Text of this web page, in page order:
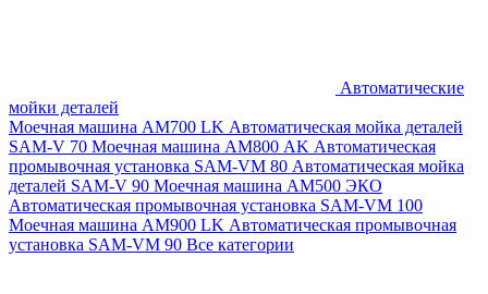
Автоматические
мойки деталей
Моечная машина AM700 LK Автоматическая мойка деталей
SAM-V 70 Моечная машина АМ800 AK Автоматическая
промывочная установка SAM-VM 80 Автоматическая мойка
деталей SAM-V 90 Моечная машина АМ500 ЭКО
Автоматическая промывочная установка SAM-VM 100
Моечная машина AM900 LK Автоматическая промывочная
установка SAM-VM 90 Все категории